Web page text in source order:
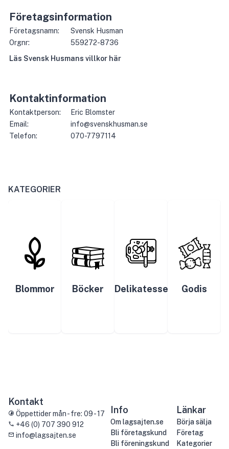
Företagsinformation
Företagsnamn:
Svensk Husman
Orgnr:
559272-8736
Läs Svensk Husmans villkor här
Kontaktinformation
Kontaktperson:
Eric Blomster
Email:
info@svenskhusman.se
Telefon:
070-7797114
KATEGORIER
Blommor Böcker Delikatesser Godis
Kontakt
Öppettider mån - fre: 09 - 17
+46 (0) 707 390 912
info@lagsajten.se
Info
Om lagsajten.se
Bli företagskund
Bli föreningskund
Länkar
Börja sälja
Företag
Kategorier